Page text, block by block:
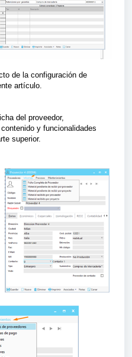
de la configuración de
artículo.
del proveedor,
y funcionalidades
superior.